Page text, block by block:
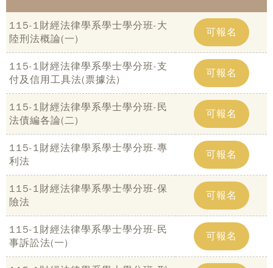
115-1財經法律學系學士學分班-大
陸刑法概論(一)
可報名
115-1財經法律學系學士學分班-支
付及信用工具法(票據法)
可報名
115-1財經法律學系學士學分班-民
法債編各論(二)
可報名
115-1財經法律學系學士學分班-專
利法
可報名
115-1財經法律學系學士學分班-保
險法
可報名
115-1財經法律學系學士學分班-民
事訴訟法(一)
可報名